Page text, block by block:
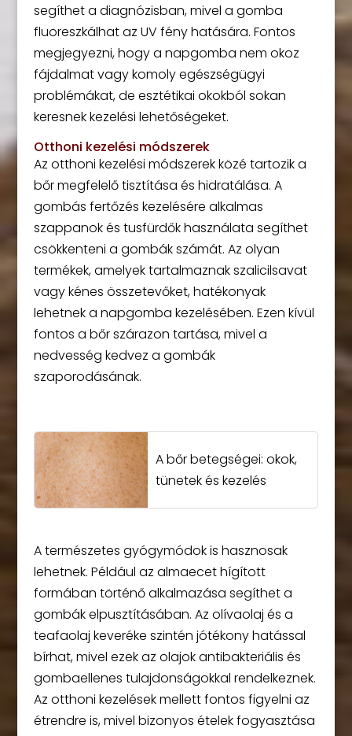
segíthet a diagnózisban, mivel a gomba
fluoreszkálhat az UV fény hatására. Fontos
megjegyezni, hogy a napgomba nem okoz
fájdalmat vagy komoly egészségügyi
problémákat, de esztétikai okokból sokan
keresnek kezelési lehetőségeket.
Otthoni kezelési módszerek
Az otthoni kezelési módszerek közé tartozik a
bőr megfelelő tisztítása és hidratálása. A
gombás fertőzés kezelésére alkalmas
szappanok és tusfürdők használata segíthet
csökkenteni a gombák számát. Az olyan
termékek, amelyek tartalmaznak szalicilsavat
vagy kénes összetevőket, hatékonyak
lehetnek a napgomba kezelésében. Ezen kívül
fontos a bőr szárazon tartása, mivel a
nedvesség kedvez a gombák
szaporodásának.
A bőr betegségei: okok,
tünetek és kezelés
A természetes gyógymódok is hasznosak
lehetnek. Például az almaecet hígított
formában történő alkalmazása segíthet a
gombák elpusztításában. Az olívaolaj és a
teafaolaj keveréke szintén jótékony hatással
bírhat, mivel ezek az olajok antibakteriális és
gombaellenes tulajdonságokkal rendelkeznek.
Az otthoni kezelések mellett fontos figyelni az
étrendre is, mivel bizonyos ételek fogyasztása